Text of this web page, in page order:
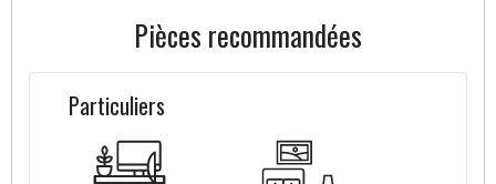
Pièces recommandées
Particuliers